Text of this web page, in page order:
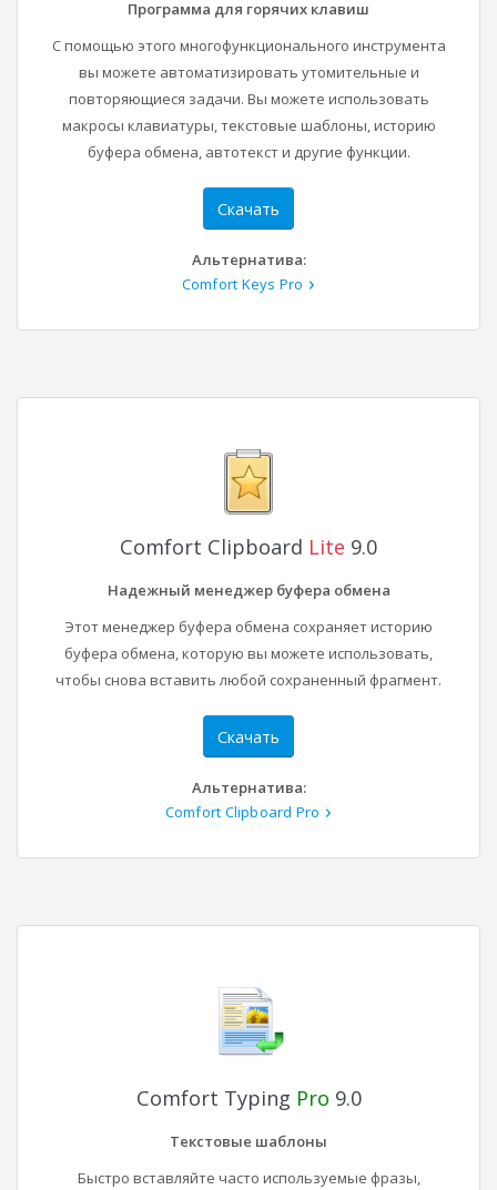
Программа для горячих клавиш
С помощью этого многофункционального инструмента
вы можете автоматизировать утомительные и
повторяющиеся задачи. Вы можете использовать
макросы клавиатуры, текстовые шаблоны, историю
буфера обмена, автотекст и другие функции.
Скачать
Альтернатива:
Comfort Keys Pro
Comfort Clipboard Lite 9.0
Надежный менеджер буфера обмена
Этот менеджер буфера обмена сохраняет историю
буфера обмена, которую вы можете использовать,
чтобы снова вставить любой сохраненный фрагмент.
Скачать
Альтернатива:
Comfort Clipboard Pro
Comfort Typing Pro 9.0
Текстовые шаблоны
Быстро вставляйте часто используемые фразы,